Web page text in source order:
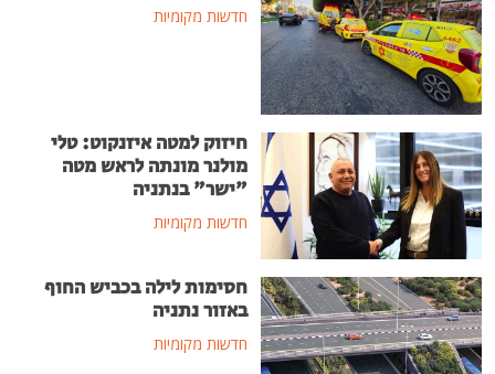
חדשות מקומיות
חיזוק למטה איזנקוט: טלי
מולנר מונתה לראש מטה
"ישר" בנתניה
חדשות מקומיות
חסימות לילה בכביש החוף
באזור נתניה
חדשות מקומיות